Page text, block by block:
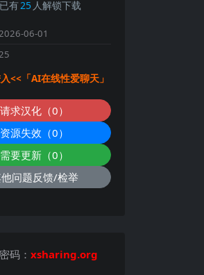
已有25 人解锁下载
06-01
<<「AI在线性爱聊天」
请求汉化（0）
资源失效（0）
需要更新（0）
问题反馈/检举
码： xsharing.org